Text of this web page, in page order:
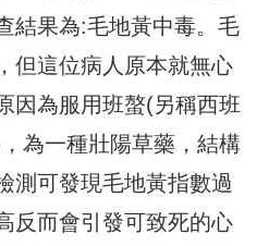
結果為:毛地黃中毒。毛
但這位病人原本就無心
因為服用班螯(另稱西班
為一種壯陽草藥，結構
測可發現毛地黃指數過
反而會引發可致死的心